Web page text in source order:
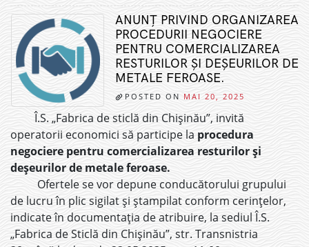
ANUNŢ PRIVIND ORGANIZAREA
PROCEDURII NEGOCIERE
PENTRU COMERCIALIZAREA
RESTURILOR ȘI DEȘEURILOR DE
METALE FEROASE.
POSTED ON MAI 20, 2025
Î.S. „Fabrica de sticlă din Chișinău”, invită
operatorii economici să participe la procedura
negociere pentru comercializarea resturilor și
deșeurilor de metale feroase.
Ofertele se vor depune conducătorului grupului
de lucru în plic sigilat și ștampilat conform cerințelor,
indicate în documentația de atribuire, la sediul Î.S.
„Fabrica de Sticlă din Chișinău”, str. Transnistria